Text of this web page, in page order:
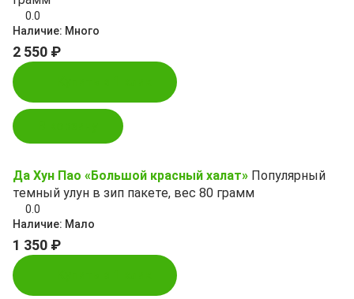
0.0
Наличие: Много
2 550 ₽
Да Хун Пао «Большой красный халат» Популярный
темный улун в зип пакете, вес 80 грамм
0.0
Наличие: Мало
1 350 ₽